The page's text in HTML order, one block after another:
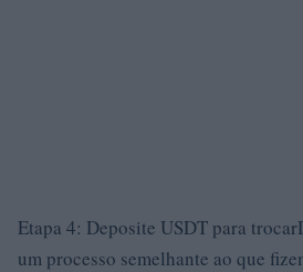
Etapa 4: Deposite USDT para
um processo semelhante ao que